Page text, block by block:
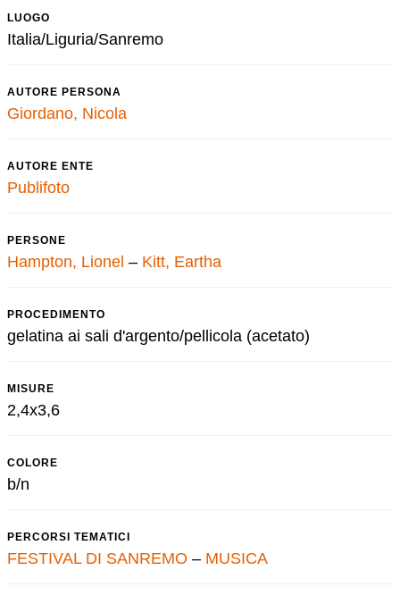
LUOGO
Italia/Liguria/Sanremo
AUTORE PERSONA
Giordano, Nicola
AUTORE ENTE
Publifoto
PERSONE
Hampton, Lionel – Kitt, Eartha
PROCEDIMENTO
gelatina ai sali d'argento/pellicola (acetato)
MISURE
2,4x3,6
COLORE
b/n
PERCORSI TEMATICI
FESTIVAL DI SANREMO – MUSICA